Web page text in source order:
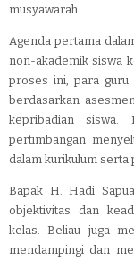
musyawarah.
Agenda pertama
non-akademik siswa
proses ini, para guru
berdasarkan
kepribadian siswa.
pertimbangan
dalam kurikulum serta
Bapak H. Hadi
objektivitas dan
kelas. Beliau juga
mendampingi dan